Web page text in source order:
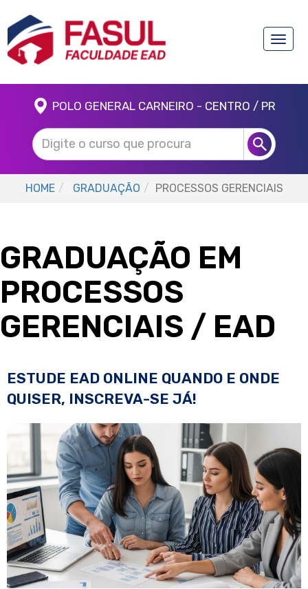
Toggle
POLO GENERAL CARNEIRO - CENTRO / PR
HOME GRADUAÇÃO PROCESSOS GERENCIAIS
GRADUAÇÃO EM
PROCESSOS
GERENCIAIS / EAD
ESTUDE EAD ONLINE QUANDO E ONDE
QUISER, INSCREVA-SE JÁ!